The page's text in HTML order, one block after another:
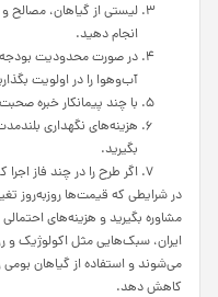
لیستی از گیاهان، مصالح
انجام دهید.
در صورت محدودیت بودجه،
آب‌وهوا را در اولویت
با چند پیمانکار خبره
هزینه‌های نگهداری
بگیرید.
اگر طرح را در چند فاز اجرا
در شرایطی که قیمت‌ها روزبه‌روز
مشاوره بگیرید و هزینه‌های
ایران، سبک‌هایی مثل اکولوژیک و
می‌شوند و استفاده از گیاهان بومی
کاهش دهد.